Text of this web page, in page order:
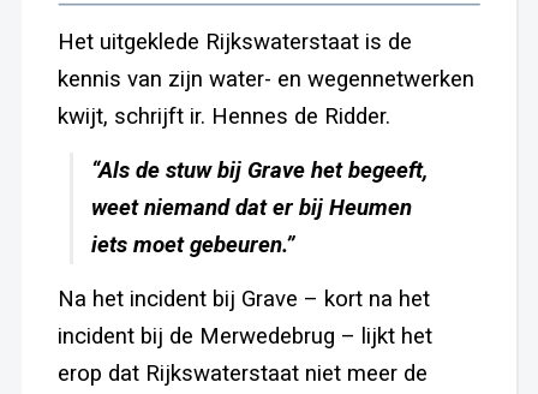
Het uitgeklede Rijkswaterstaat is de
kennis van zijn water- en wegennetwerken
kwijt, schrijft ir. Hennes de Ridder.
“Als de stuw bij Grave het begeeft,
weet niemand dat er bij Heumen
iets moet gebeuren.”
Na het incident bij Grave – kort na het
incident bij de Merwedebrug – lijkt het
erop dat Rijkswaterstaat niet meer de